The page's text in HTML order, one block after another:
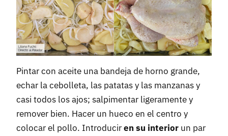
Pintar con aceite una bandeja de horno grande,
echar la cebolleta, las patatas y las manzanas y
casi todos los ajos; salpimentar ligeramente y
remover bien. Hacer un hueco en el centro y
colocar el pollo. Introduciren su interior un par